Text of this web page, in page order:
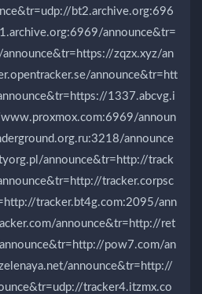
bt2.archive.org:696
announce&tr=
zqzx.xyz/an
announce&tr=htt
1337.abcvg.i
announ
announce
announce&tr=http://track
tracker.corpsc
tracker.bt4g.com:2095/ann
announce&tr=http://ret
pow7.com/an
announce&tr=http://
tracker4.itzmx.co